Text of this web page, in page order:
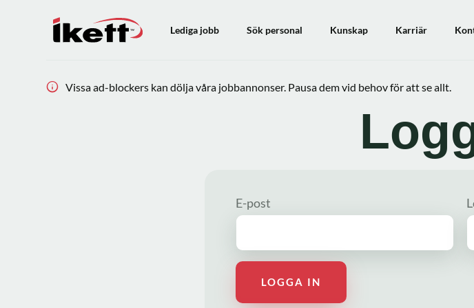
Lediga jobb Sök personal Kunskap Karriär
Vissa ad-blockers kan dölja våra jobbannonser. Pausa dem vid behov för att se allt.
E-post